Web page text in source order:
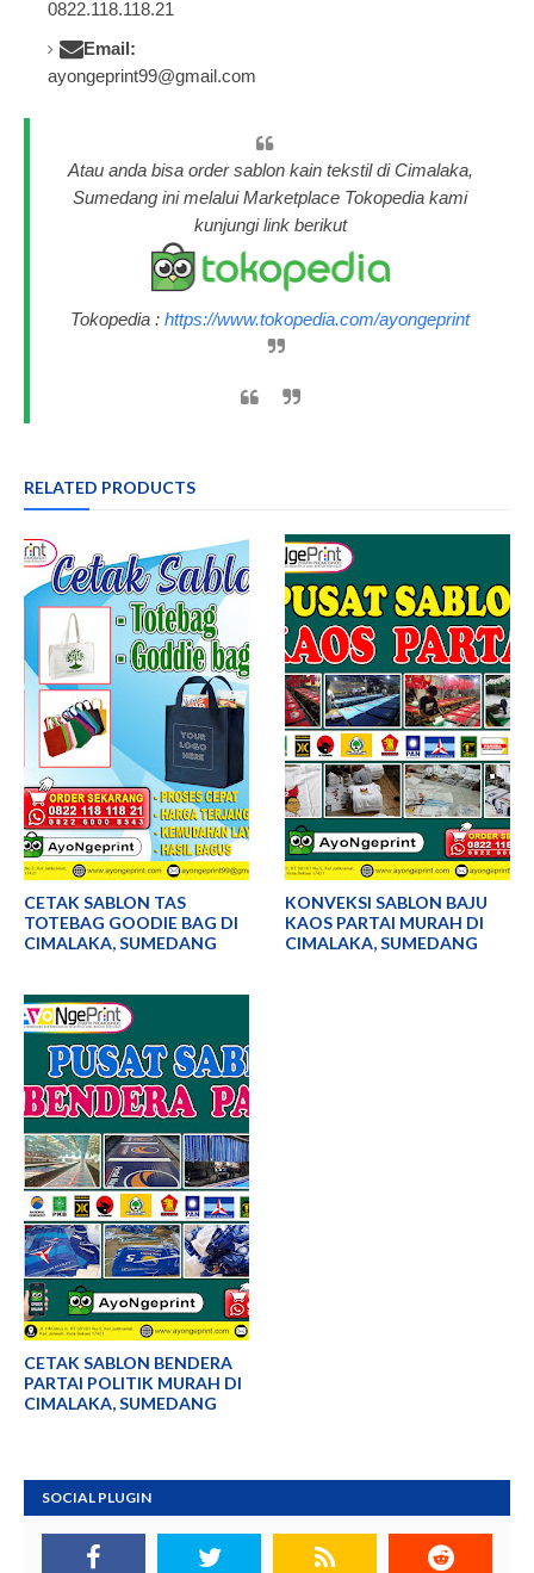
0822.118.118.21
Email:
ayongeprint99@gmail.com
Atau anda bisa order sablon kain tekstil di Cimalaka,
Sumedang ini melalui Marketplace Tokopedia kami
kunjungi link berikut
Tokopedia : https://www.tokopedia.com/ayongeprint
RELATED PRODUCTS
CETAK SABLON TAS
TOTEBAG GOODIE BAG DI
CIMALAKA, SUMEDANG
KONVEKSI SABLON BAJU
KAOS PARTAI MURAH DI
CIMALAKA, SUMEDANG
CETAK SABLON BENDERA
PARTAI POLITIK MURAH DI
CIMALAKA, SUMEDANG
SOCIAL PLUGIN